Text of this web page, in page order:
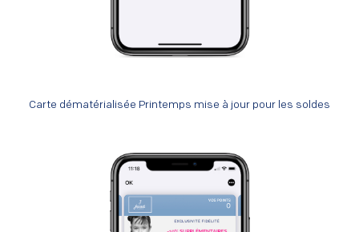
Carte dématérialisée Printemps mise à jour pour les soldes